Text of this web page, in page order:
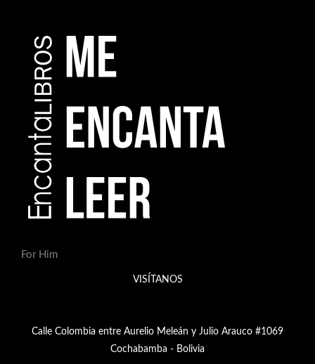
For Him
VISÍTANOS
Calle Colombia entre Aurelio Meleán y Julio Arauco #1069
Cochabamba - Bolivia